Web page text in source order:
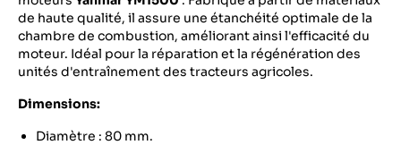
de haute qualité, il assure une étanchéité optimale de la
chambre de combustion, améliorant ainsi l'efficacité du
moteur. Idéal pour la réparation et la régénération des
unités d'entraînement des tracteurs agricoles.
Dimensions:
Diamètre : 80 mm.